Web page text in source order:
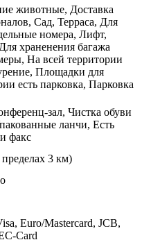
животные, Доставка
Сад, Терраса, Для
номера, Лифт,
храненения багажа
На всей территории
Площадки для
есть парковка, Парковка
зал, Чистка обуви
ланчи, Есть
факс
3 км)
Euro/Mastercard, JCB,
Card